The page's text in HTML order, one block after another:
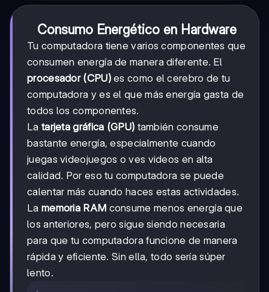
Consumo Energético en Hardware
Tu computadora tiene varios componentes que
consumen energía de manera diferente. El
procesador (CPU)es como el cerebro de tu
computadora y es el que más energía gasta de
todos los componentes.
La tarjeta gráfica (GPU) también consume
bastante energía, especialmente cuando
juegas videojuegos o ves videos en alta
calidad. Por eso tu computadora se puede
calentar más cuando haces estas actividades.
La memoria RAM consume menos energía que
los anteriores, pero sigue siendo necesaria
para que tu computadora funcione de manera
rápida y eficiente. Sin ella, todo sería súper
lento.